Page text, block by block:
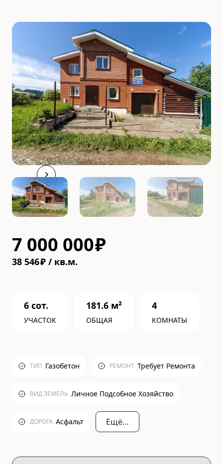
7 000 000₽
38 546₽ / кв.м.
6 сот.
УЧАСТОК
181.6 м²
ОБЩАЯ
4
КОМНАТЫ
ТИП Газобетон РЕМОНТ Требует Ремонта
ВИД ЗЕМЕЛЬ Личное Подсобное Хозяйство
ДОРОГА Асфальт Ещё…